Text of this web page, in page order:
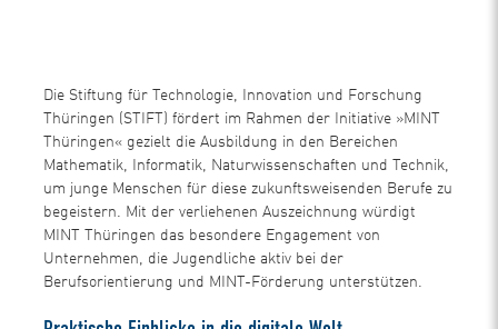
Die Stiftung für Technologie, Innovation und Forschung
Thüringen (STIFT) fördert im Rahmen der Initiative »MINT
Thüringen« gezielt die Ausbildung in den Bereichen
Mathematik, Informatik, Naturwissenschaften und Technik,
um junge Menschen für diese zukunftsweisenden Berufe zu
begeistern. Mit der verliehenen Auszeichnung würdigt
MINT Thüringen das besondere Engagement von
Unternehmen, die Jugendliche aktiv bei der
Berufsorientierung und MINT-Förderung unterstützen.